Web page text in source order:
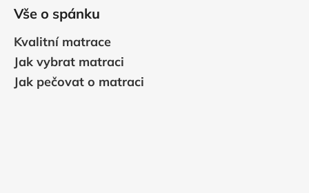
Vše o spánku
Kvalitní matrace
Jak vybrat matraci
Jak pečovat o matraci